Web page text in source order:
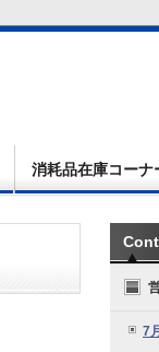
消耗品在庫コーナ
7